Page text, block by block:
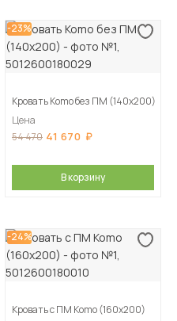
-23%
Кровать Komo без ПМ (140х200)
Цена
54 470 41 670
В корзину
-24%
Кровать с ПМ Komo (160х200)